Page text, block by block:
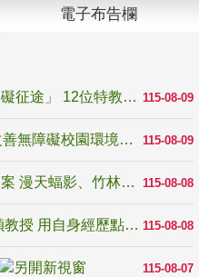
電子布告欄
115-08-09
青年百億海外圓夢基金計畫「無礙征途」 12位特教與弱勢青年勇闖西班牙 跨越感官限制見證生命蛻變
115-08-09
國教署補助22縣市積極推動「改善無障礙校園環境計畫」 打造友善、安全、無礙學習空間
115-08-08
青年壯遊點精選夏夜限定避暑提案 漫天蝠影、竹林尋蛙、茶香夜觀 邀青年暮色出發
115-08-08
教育家人物典範 發明大王林永禎教授 用自身經歷點亮學生的路
115-08-07